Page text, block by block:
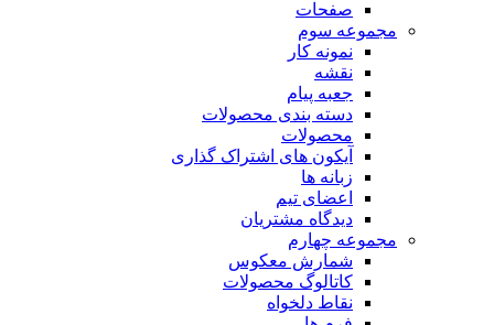
مجموعه سوم
نمونه کار
جعبه پیام
دسته بندی محصولات
محصولات
آیکون های اشتراک گذاری
اعضای تیم
دیدگاه مشتریان
مجموعه چهارم
شمارش معکوس
کاتالوگ محصولات
نقاط دلخواه